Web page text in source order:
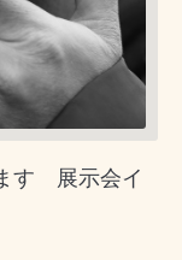
す 展示会イ